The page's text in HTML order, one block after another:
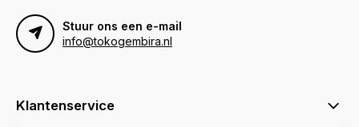
Stuur ons een e-mail
info@tokogembira.nl
Klantenservice